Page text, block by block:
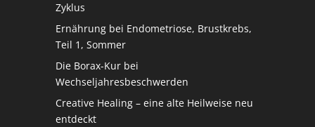
Zyklus
Ernährung bei Endometriose, Brustkrebs,
Teil 1, Sommer
Die Borax-Kur bei
Wechseljahresbeschwerden
Creative Healing – eine alte Heilweise neu
entdeckt